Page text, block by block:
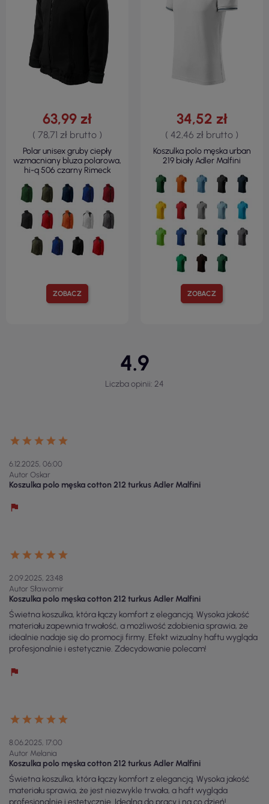
ZOBACZ
63,99 zł
( 78,71 zł brutto )
Polar unisex gruby ciepły
wzmacniany bluza polarowa,
hi-q 506 czarny Rimeck
ZOBACZ
34,52 zł
( 42,46 zł brutto )
Koszulka polo męska urban
219 biały Adler Malfini
4.9
Liczba opinii: 24
6.12.2025, 06:00
Autor Oskar
Koszulka polo męska cotton 212 turkus Adler Malfini
2.09.2025, 23:48
Autor Sławomir
Koszulka polo męska cotton 212 turkus Adler Malfini
Świetna koszulka, która łączy komfort z elegancją. Wysoka jakość
materiału zapewnia trwałość, a możliwość zdobienia sprawia, że
idealnie nadaje się do promocji firmy. Efekt wizualny haftu wygląda
profesjonalnie i estetycznie. Zdecydowanie polecam!
8.06.2025, 17:00
Autor Melania
Koszulka polo męska cotton 212 turkus Adler Malfini
Świetna koszulka, która łączy komfort z elegancją. Wysoka jakość
materiału sprawia, że jest niezwykle trwała, a haft wygląda